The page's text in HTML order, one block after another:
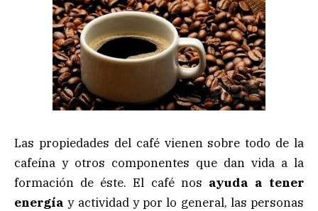
Las propiedades del café vienen sobre todo de la
cafeína y otros componentes que dan vida a la
formación de éste. El café nos ayuda a tener
energía y actividad y por lo general, las personas